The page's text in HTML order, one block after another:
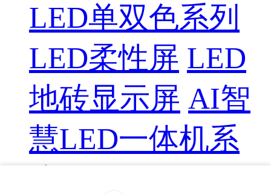
LED单双色系列
LED柔性屏 LED
地砖显示屏 AI智
慧LED一体机系